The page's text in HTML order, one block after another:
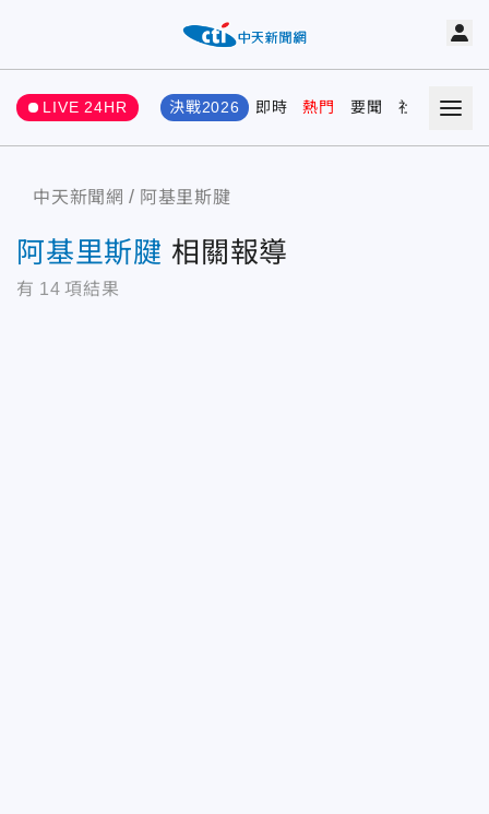
LIVE 24HR 決戰2026 即時 熱門 要聞 社會 娛樂
中天新聞網 阿基里斯腱
阿基里斯腱 相關報導
有 14 項結果